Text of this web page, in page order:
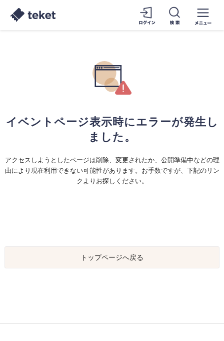
イベントページ表示時にエラーが発生し
ました。
アクセスしようとしたページは削除、変更されたか、公開準備中などの理
由により現在利用できない可能性があります。お手数ですが、下記のリン
クよりお探しください。
トップページへ戻る